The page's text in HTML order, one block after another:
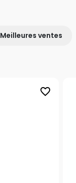
Meilleures ventes
favorite_border